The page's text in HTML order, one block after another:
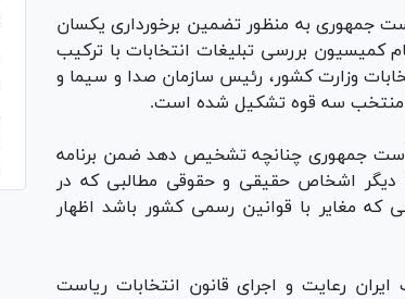
۶۲ قانون انتخابات ریاست جمهوری به منظور تضمین برخورداری یکسان
کمیسیون بررسی تبلیغات انتخابات با ترکیب
وزارت کشور، رئیس سازمان صدا و سیما و
منتخب سه قوه تشکیل شده است.
۶۴ قانون انتخابات ریاست جمهوری چنانچه تشخیص دهد ضمن برنامه
دیگر اشخاص حقیقی و حقوقی مطالبی که در
که مغایر با قوانین رسمی کشور باشد اظهار
رعایت و اجرای قانون انتخابات ریاست